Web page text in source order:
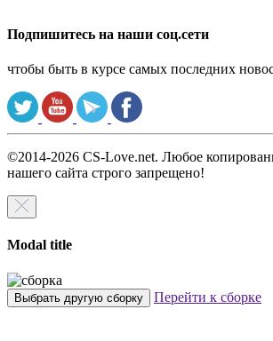
Подпишитесь на наши соц.сети
чтобы быть в курсе самых последних
©2014-2026 CS-Love.net. Любое
нашего сайта строго запрещено!
Modal title
Выбрать другую сборку Перейти к сборке